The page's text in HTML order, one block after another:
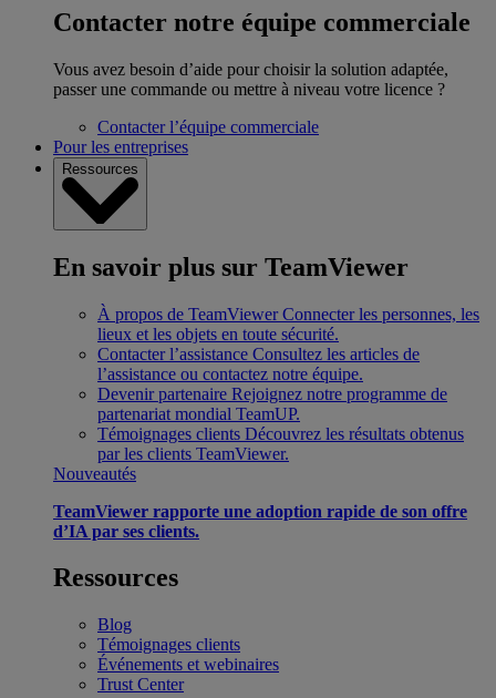
Contacter notre équipe commerciale
Vous avez besoin d’aide pour choisir la solution adaptée,
passer une commande ou mettre à niveau votre licence ?
Contacter l’équipe commerciale
Pour les entreprises
Ressources
En savoir plus sur TeamViewer
À propos de TeamViewer Connecter les personnes, les
lieux et les objets en toute sécurité.
Contacter l’assistance Consultez les articles de
l’assistance ou contactez notre équipe.
Devenir partenaire Rejoignez notre programme de
partenariat mondial TeamUP.
Témoignages clients Découvrez les résultats obtenus
par les clients TeamViewer.
Nouveautés
TeamViewer rapporte une adoption rapide de son offre
d’IA par ses clients.
Ressources
Blog
Témoignages clients
Événements et webinaires
Trust Center